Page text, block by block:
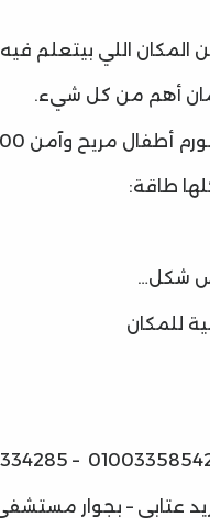
اللي بيتعلم فيه
أهم من كل شيء.
أطفال مريح وآمن 100%
طاقة:
شكل…
للمكان